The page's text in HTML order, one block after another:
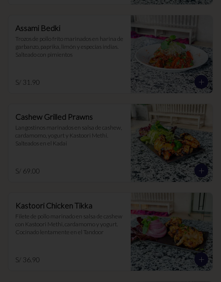
Assami Bedki
Trozos de pollo frito marinados en harina de
garbanzo, paprika, limón y especias indias.
Salteado con pimientos
S/ 31.90
Cashew Grilled Prawns
Langostinos marinados en salsa de cashew,
cardamomo, yogurt y Kastoori Methi.
Salteados en el Kadai
S/ 69.00
Kastoori Chicken Tikka
Filete de pollo marinado en salsa de cashew
con Kastoori Methi, cardamomo y yogurt.
Cocinado lentamente en el Tandoor
S/ 36.90